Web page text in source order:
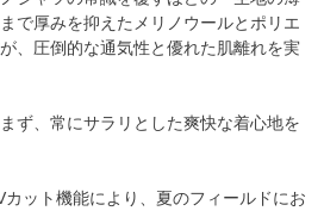
で厚みを抑えたメリノウールとポリエ
、圧倒的な通気性と優れた肌離れを実
ず、常にサラリとした爽快な着心地を
カット機能により、夏のフィールドにお